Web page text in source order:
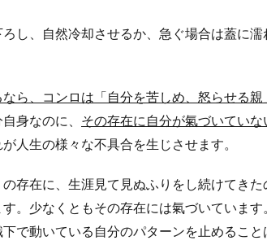
し、自然冷却させるか、急ぐ場合は蓋に濡
ら、コンロは「自分を苦しめ、怒らせる親
身なのに、 その存在に自分が氣づいていな
人生の様々な不具合を生じさせます。
存在に、生涯見て見ぬふりをし続けてきた
。少なくともその存在には氣づいています
で動いている自分のパターンを止めること